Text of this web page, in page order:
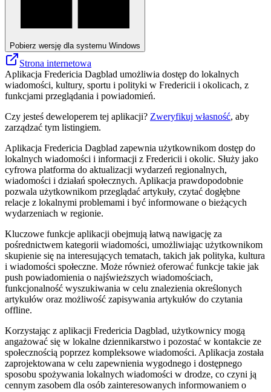
Pobierz wersję dla systemu Windows
Strona internetowa
Aplikacja Fredericia Dagblad umożliwia dostęp do lokalnych
wiadomości, kultury, sportu i polityki w Fredericii i okolicach, z
funkcjami przeglądania i powiadomień.
Czy jesteś deweloperem tej aplikacji? Zweryfikuj własność, aby
zarządzać tym listingiem.
Aplikacja Fredericia Dagblad zapewnia użytkownikom dostęp do
lokalnych wiadomości i informacji z Fredericii i okolic. Służy jako
cyfrowa platforma do aktualizacji wydarzeń regionalnych,
wiadomości i działań społecznych. Aplikacja prawdopodobnie
pozwala użytkownikom przeglądać artykuły, czytać dogłębne
relacje z lokalnymi problemami i być informowane o bieżących
wydarzeniach w regionie.
Kluczowe funkcje aplikacji obejmują łatwą nawigację za
pośrednictwem kategorii wiadomości, umożliwiając użytkownikom
skupienie się na interesujących tematach, takich jak polityka, kultura
i wiadomości społeczne. Może również oferować funkcje takie jak
push powiadomienia o najświeższych wiadomościach,
funkcjonalność wyszukiwania w celu znalezienia określonych
artykułów oraz możliwość zapisywania artykułów do czytania
offline.
Korzystając z aplikacji Fredericia Dagblad, użytkownicy mogą
angażować się w lokalne dziennikarstwo i pozostać w kontakcie ze
społecznością poprzez kompleksowe wiadomości. Aplikacja została
zaprojektowana w celu zapewnienia wygodnego i dostępnego
sposobu spożywania lokalnych wiadomości w drodze, co czyni ją
cennym zasobem dla osób zainteresowanych informowaniem o